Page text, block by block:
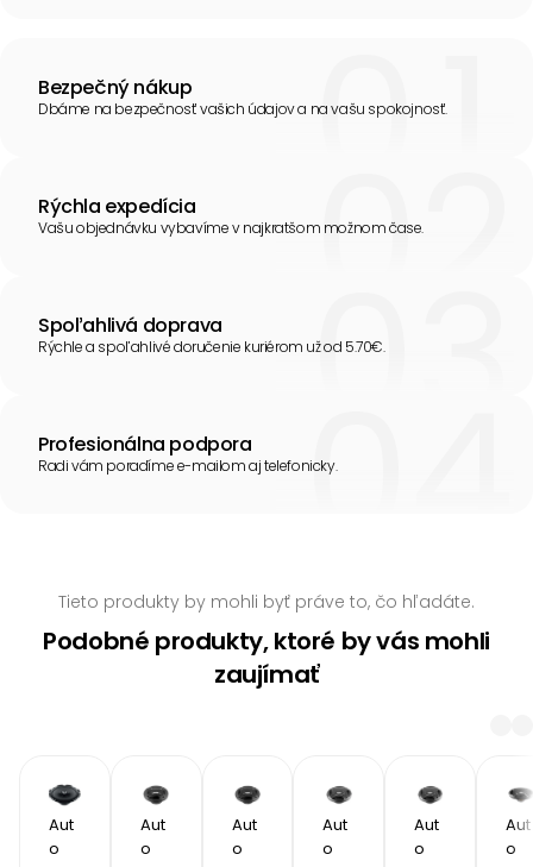
Bezpečný nákup
Dbáme na bezpečnosť vašich údajov a na vašu spokojnosť.
Rýchla expedícia
Vašu objednávku vybavíme v najkratšom možnom čase.
Spoľahlivá doprava
Rýchle a spoľahlivé doručenie kuriérom už od 5.70€.
Profesionálna podpora
Radi vám poradíme e-mailom aj telefonicky.
Tieto produkty by mohli byť práve to, čo hľadáte.
Podobné produkty, ktoré by vás mohli
zaujímať
Aut
o
Aut
o
Aut
o
Aut
o
Aut
o
Aut
o